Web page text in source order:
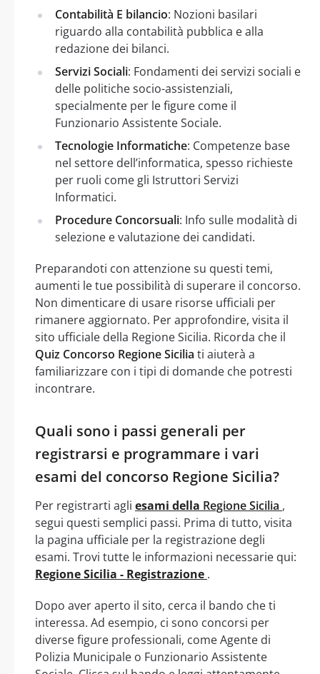
Contabilità E bilancio: Nozioni basilari
riguardo alla contabilità pubblica e alla
redazione dei bilanci.
Servizi Sociali: Fondamenti dei servizi sociali e
delle politiche socio-assistenziali,
specialmente per le figure come il
Funzionario Assistente Sociale.
Tecnologie Informatiche: Competenze base
nel settore dell’informatica, spesso richieste
per ruoli come gli Istruttori Servizi
Informatici.
Procedure Concorsuali: Info sulle modalità di
selezione e valutazione dei candidati.
Preparandoti con attenzione su questi temi,
aumenti le tue possibilità di superare il concorso.
Non dimenticare di usare risorse ufficiali per
rimanere aggiornato. Per approfondire, visita il
sito ufficiale della Regione Sicilia. Ricorda che il
Quiz Concorso Regione Sicilia ti aiuterà a
familiarizzare con i tipi di domande che potresti
incontrare.
Quali sono i passi generali per
registrarsi e programmare i vari
esami del concorso Regione Sicilia?
Per registrarti agli esami della Regione Sicilia ,
segui questi semplici passi. Prima di tutto, visita
la pagina ufficiale per la registrazione degli
esami. Trovi tutte le informazioni necessarie qui:
Regione Sicilia - Registrazione .
Dopo aver aperto il sito, cerca il bando che ti
interessa. Ad esempio, ci sono concorsi per
diverse figure professionali, come Agente di
Polizia Municipale o Funzionario Assistente